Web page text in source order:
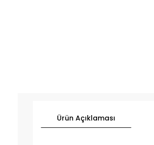
Ürün Açıklaması